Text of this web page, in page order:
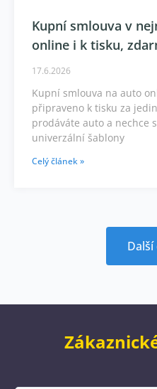
Kupní smlouva v
online i k tisku,
17.6.2026
Kupní smlouva na auto
připraveno k tisku za
prodáváte auto a nechce
univerzální šablony
Celý článek »
Další